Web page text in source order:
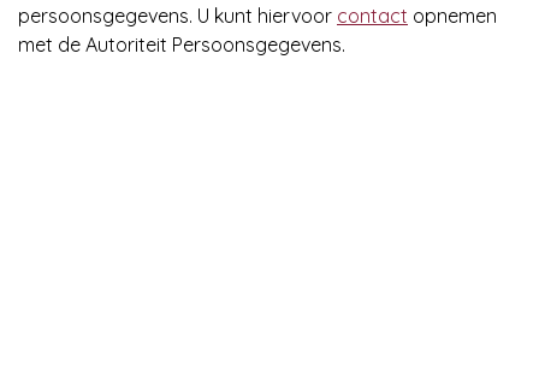
persoonsgegevens. U kunt hiervoor contact opnemen
met de Autoriteit Persoonsgegevens.